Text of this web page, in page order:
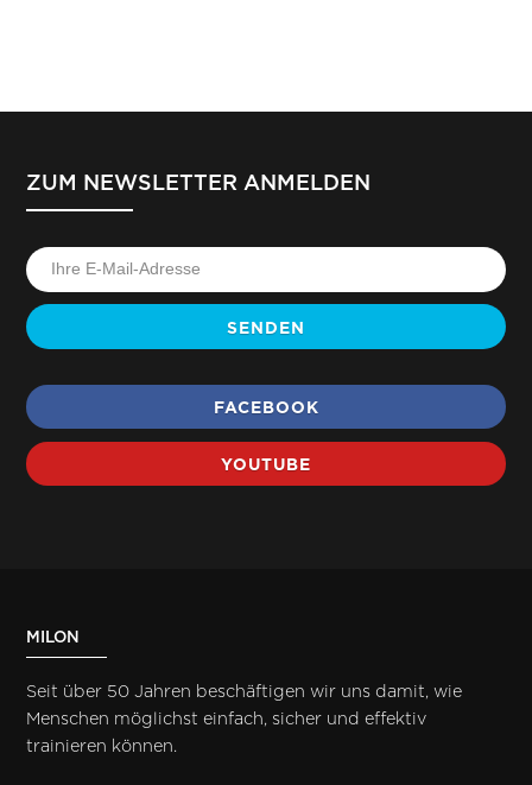
ZUM NEWSLETTER ANMELDEN
SENDEN
FACEBOOK
YOUTUBE
MILON
Seit über 50 Jahren beschäftigen wir uns damit, wie
Menschen möglichst einfach, sicher und effektiv
trainieren können.